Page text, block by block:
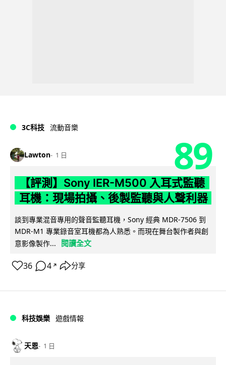
3C科技 流動音樂
Lawton 1 日 89
【評測】Sony IER-M500 入耳式監聽
耳機：現場拍攝、後製監聽與人聲利器
談到專業混音專用的聲音監聽耳機，Sony 經典 MDR-7506 到
MDR-M1 專業錄音室耳機都為人熟悉。而現在舞台製作者與創
意影像製作...
閱讀全文
36 4 ↗ 分享
科技娛樂 遊戲情報
天恩 1 日